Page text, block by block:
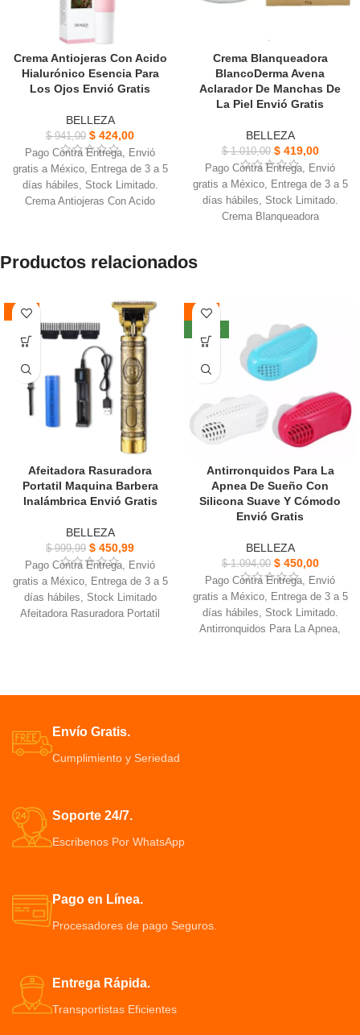
Crema Antiojeras Con Acido
Hialurónico Esencia Para
Los Ojos Envió Gratis
BELLEZA
$941,00 $ 424,00
Pago Contra Entrega, Envió
gratis a México, Entrega de 3 a 5
días hábiles, Stock Limitado.
Crema Antiojeras Con Acido
ojeras alrededor de los ojos,
Hace que la piel sea suave,
delicada y brillante. Rico en
extracto de rosa, hidrata.
Cuida la piel alrededor de los
ojos, rejuvenece y nutre la piel.
piel sensible, suave y elástica.
Crema Blanqueadora
BlancoDerma Avena
Aclarador De Manchas De
La Piel Envió Gratis
BELLEZA
$1.010,00 $419,00
Pago Contra Entrega, Envió
gratis a México, Entrega de 3 a 5
días hábiles, Stock Limitado.
Crema Blanqueadora
Emoliente o sea ablanda y
aumenta el grado de humedad de
la piel.
El uso de un promedio de 8
semanas, Ideal para piel Grasa,
propiedades anti-inflamatorias.
Productos relacionados
-55%
Afeitadora Rasuradora
Portatil Maquina Barbera
Inalámbrica Envió Gratis
BELLEZA
$999,99 $ 450,99
Pago Contra Entrega, Envió
gratis a México, Entrega de 3 a 5
días hábiles, Stock Limitado
Afeitadora Rasuradora Portatil
USB.
Maquina Barbera Inalámbrica .
-59%
NUEVO
Antirronquidos Para La
Apnea De Sueño Con
Silicona Suave Y Cómodo
Envió Gratis
BELLEZA
$1.094,00 $450,00
Pago Contra Entrega, Envió
gratis a México, Entrega de 3 a 5
días hábiles, Stock Limitado.
Antirronquidos Para La Apnea,
cómoda, se fija firmemente a la
Envío Gratis.
Cumplimiento y Seriedad
Soporte 24/7.
Escribenos Por WhatsApp
Pago en Línea.
Procesadores de pago Seguros.
Entrega Rápida.
Transportistas Eficientes